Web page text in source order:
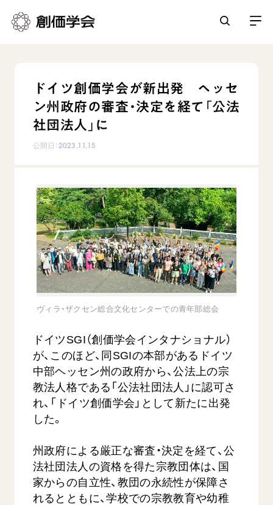
人間革命
自他共の幸福
日蓮大聖人の仏法（教学入門）
釈尊～法華経
日蓮大聖人
創価学会の三代会長
初代会長・牧口常三郎先生
第2代会長・戸田城聖先生
日常の活動
仏法を学ぶ
仏法を語る
主な行事
年間の活動について
友人葬
平和・文化・教育
核兵器の廃絶に向け連帯を拡大
「人権文化」「ジェンダー平等」を促進
「持続可能な開発目標（SDGs）」の取り組み
人道支援
音楽活動
図書贈呈
世界の創価学会
各国ウェブサイト
世界の創価学会の歴史
基本情報
創価学会 会憲
創価学会 会則
創価学会 社会憲章
組織・機構
会長・理事長・各部長の紹介
沿革
略年表
入会について
関連団体
会員サポート
座談会御書ｅ講義
小説『新・人間革命』『人間革命』要旨
関連リンク
墓地公園・納骨堂
聖教電子版
聖教ブックストア
soka youth media
SGIピースサイト
ご意見
ご利用にあたって
SOKA PICKS すべて見る
ドイツ創価学会が新出発 ヘッセ
ン州政府の審査・決定を経て「公法
社団法人」に
公開日：2023.11.15
ヴィラ・ザクセン総合文化センターでの青年部総会
ドイツSGI（創価学会インタナショナル）
が、このほど、同SGIの本部があるドイツ
中部ヘッセン州の政府から、公法上の宗
教法人格である「公法社団法人」に認可さ
れ、「ドイツ創価学会」として新たに出発
した。
州政府による厳正な審査・決定を経て、公
法社団法人の資格を得た宗教団体は、国
家からの自立性、教団の永続性が保障さ
れるとともに、学校での宗教教育や幼稚